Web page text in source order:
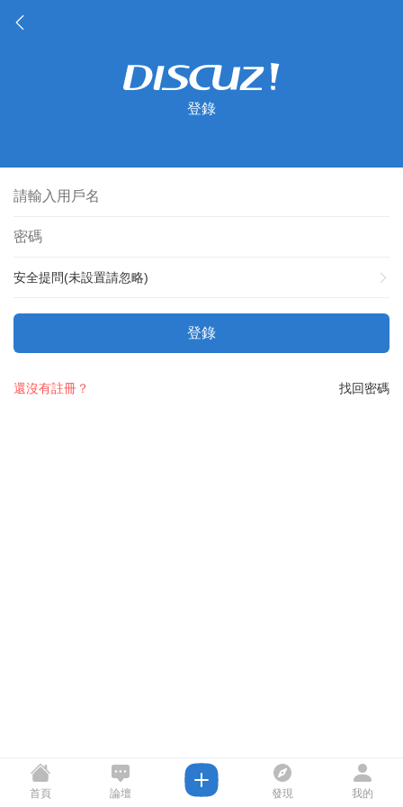
登錄
安全提問(未設置請忽略)
登錄
找回密碼
還沒有註冊？
首頁 論壇 發現 我的